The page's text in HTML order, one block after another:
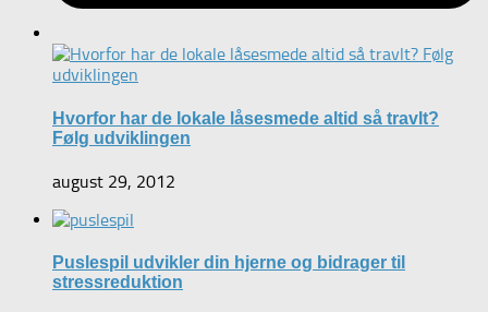
Hvorfor har de lokale låsesmede altid så travlt?
Følg udviklingen
august 29, 2012
Puslespil udvikler din hjerne og bidrager til
stressreduktion